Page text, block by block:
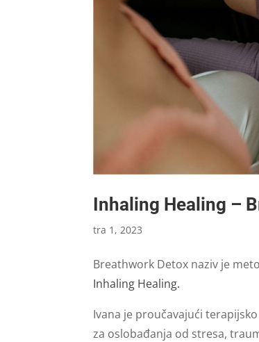
Inhaling Healing –
tra 1, 2023
Breathwork Detox naziv je
Inhaling Healing.
Ivana je proučavajući
za oslobađanja od stresa,